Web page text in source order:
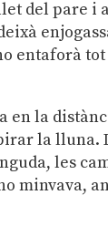
del pare i
entaforà
la
la
les
minvava,